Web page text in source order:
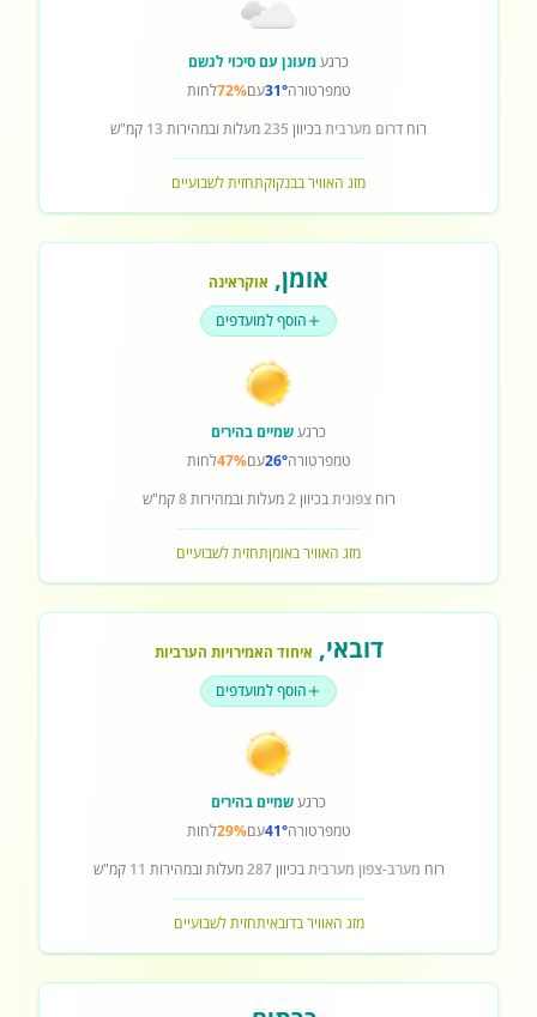
כרגעמעונן עם סיכוי לגשם
טמפרטורה31°עם72%לחות
רוח דרום מערביתבכיוון 235מעלות ובמהירות 13 קמ"ש
מזג האוויר בבנקוקתחזית לשבועיים
אומן, אוקראינה
הוסף למועדפים
כרגעשמיים בהירים
טמפרטורה26°עם47%לחות
רוחצפוניתבכיוון2מעלות ובמהירות8קמ"ש
מזג האוויר באומןתחזית לשבועיים
דובאי, איחוד האמירויות הערביות
הוסף למועדפים
כרגעשמיים בהירים
טמפרטורה41°עם29%לחות
רוח מערב-צפון מערביתבכיוון287מעלות ובמהירות 11 קמ"ש
מזג האוויר בדובאיתחזית לשבועיים